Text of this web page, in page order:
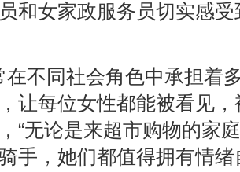
和女家政服务员切实感
在不同社会角色中承担着
让每位女性都能被看见
“无论是来超市购物的家
手，她们都值得拥有情